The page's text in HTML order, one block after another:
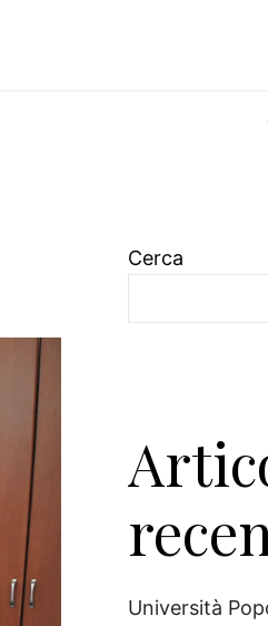
Cerca
Università